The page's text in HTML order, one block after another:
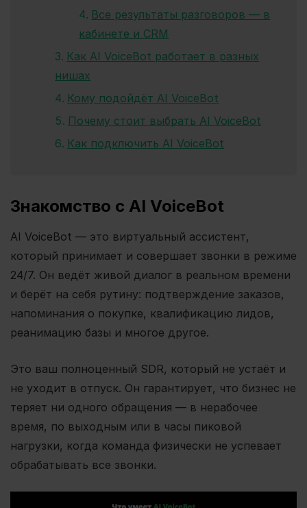
Все результаты разговоров — в
кабинете и CRM
Как AI VoiceBot работает в разных
нишах
Кому подойдёт AI VoiceBot
Почему стоит выбрать AI VoiceBot
Как подключить AI VoiceBot
Знакомство с AI VoiceBot
AI VoiceBot — это виртуальный ассистент,
который принимает и совершает звонки в режиме
24/7. Он ведёт живой диалог в реальном времени
и берёт на себя рутину: подтверждение заказов,
напоминания о покупке, квалификацию лидов,
реанимацию базы и многое другое.
Это ваш полноценный SDR, который не устаёт и
не уходит в отпуск. Он гарантирует, что бизнес не
теряет ни одного обращения — в нерабочее
время, по выходным или в часы пиковой
нагрузки, когда команда физически не успевает
обрабатывать все звонки.